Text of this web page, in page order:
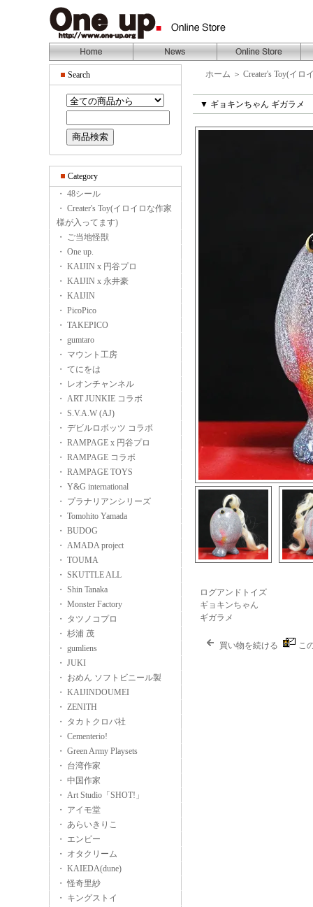
Search
Category
・ 48シール
・ Creater's Toy(イロイロな作家
様が入ってます)
・ ご当地怪獣
・ One up.
・ KAIJIN x 円谷プロ
・ KAIJIN x 永井豪
・ KAIJIN
・ PicoPico
・ TAKEPICO
・ gumtaro
・ マウント工房
・ てにをは
・ レオンチャンネル
・ ART JUNKIE コラボ
・ S.V.A.W (AJ)
・ デビルロボッツ コラボ
・ RAMPAGE x 円谷プロ
・ RAMPAGE コラボ
・ RAMPAGE TOYS
・ Y&G international
・ プラナリアンシリーズ
・ Tomohito Yamada
・ BUDOG
・ AMADA project
・ TOUMA
・ SKUTTLE ALL
・ Shin Tanaka
・ Monster Factory
・ タツノコプロ
・ 杉浦 茂
・ gumliens
・ JUKI
・ おめん ソフトビニール製
・ KAIJINDOUMEI
・ ZENITH
・ タカトクロバ社
・ Cementerio!
・ Green Army Playsets
・ 台湾作家
・ 中国作家
・ Art Studio「SHOT!」
・ アイモ堂
・ あらいきりこ
・ エンビー
・ オタクリーム
・ KAIEDA(dune)
・ 怪奇里紗
・ キングストイ
ホーム ＞ Creater's Toy(イロ
▼ ギョキンちゃん ギガラメ
ログアンドトイズ
ギョキンちゃん
ギガラメ
買い物を続ける こ